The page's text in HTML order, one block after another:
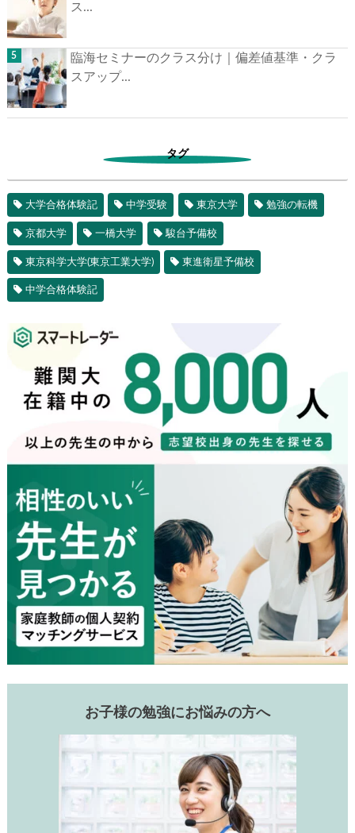
ス...
臨海セミナーのクラス分け｜偏差値基準・クラ
スアップ...
タグ
大学合格体験記 中学受験 東京大学 勉強の転機
京都大学 一橋大学 駿台予備校
東京科学大学(東京工業大学) 東進衛星予備校
中学合格体験記
お子様の勉強にお悩みの方へ